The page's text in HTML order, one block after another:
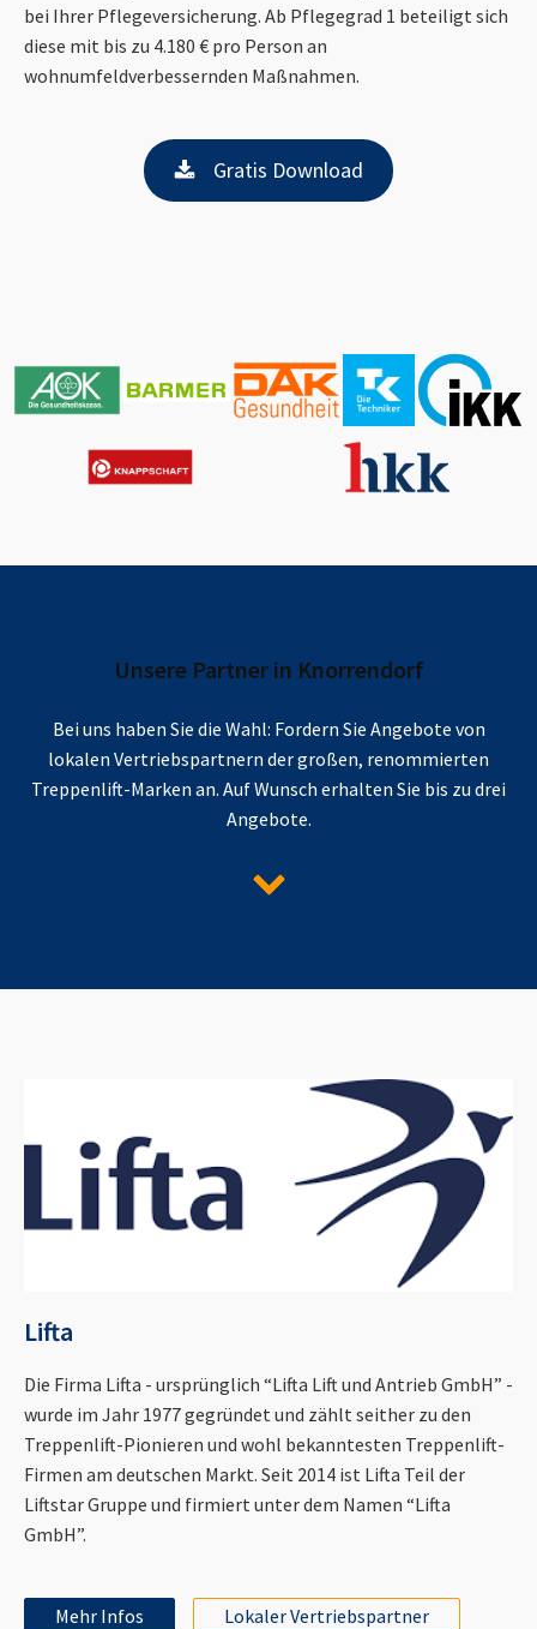
bei Ihrer Pflegeversicherung. Ab Pflegegrad 1 beteiligt sich
diese mit bis zu 4.180 € pro Person an
wohnumfeldverbessernden Maßnahmen.
Gratis Download
Unsere Partner in Knorrendorf
Bei uns haben Sie die Wahl: Fordern Sie Angebote von
lokalen Vertriebspartnern der großen, renommierten
Treppenlift-Marken an. Auf Wunsch erhalten Sie bis zu drei
Angebote.
Lifta
Die Firma Lifta - ursprünglich “Lifta Lift und Antrieb GmbH” -
wurde im Jahr 1977 gegründet und zählt seither zu den
Treppenlift-Pionieren und wohl bekanntesten Treppenlift-
Firmen am deutschen Markt. Seit 2014 ist Lifta Teil der
Liftstar Gruppe und firmiert unter dem Namen “Lifta
GmbH”.
Mehr Infos Lokaler Vertriebspartner